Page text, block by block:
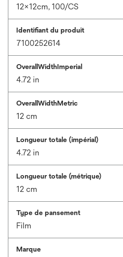
Identifiant du produit
7100252614
OverallWidthImperial
4.72 in
OverallWidthMetric
12 cm
Longueur totale (impérial)
4.72 in
Longueur totale (métrique)
12 cm
Type de pansement
Film
Marque